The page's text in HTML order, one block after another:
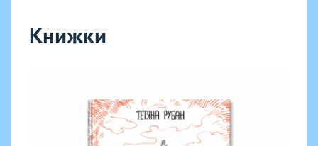
Книжки